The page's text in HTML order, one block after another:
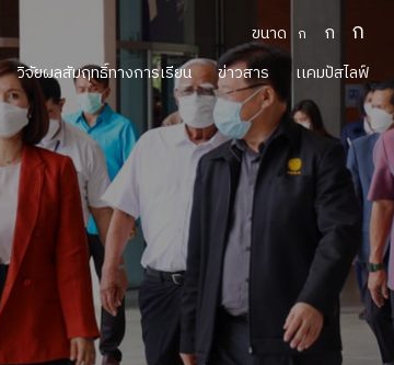
ขนาด ก ก ก
วิจัยผลสัมฤทธิ์ทางการเรียน ข่าวสาร เเคมปัสไลฟ์